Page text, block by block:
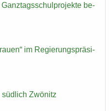
Ganz­tags­schul­pro­jek­te be­
im Re­gie­rungs­prä­si­
süd­lich Zwö­nitz